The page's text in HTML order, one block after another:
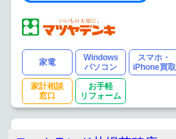
家電
Windows
パソコン
スマホ・
iPhone買取
家計相談
窓口
お手軽
リフォーム